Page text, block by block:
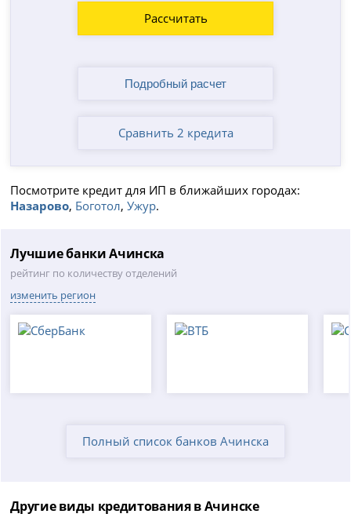
Рассчитать
Сравнить 2 кредита
Посмотрите кредит для ИП в ближайших городах:
Назарово, Боготол,Ужур.
Лучшие банки Ачинска
рейтинг по количеству отделений
изменить регион
Полный список банков Ачинска
Другие виды кредитования в Ачинске